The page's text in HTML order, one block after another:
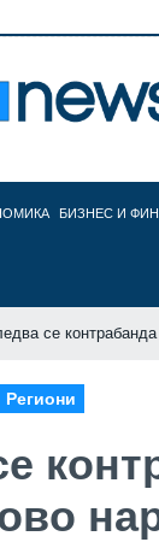
БИЗНЕС И
се
Региони